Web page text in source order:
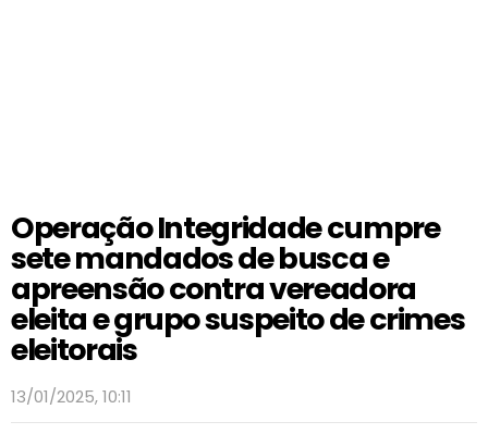
Operação Integridade cumpre
sete mandados de busca e
apreensão contra vereadora
eleita e grupo suspeito de crimes
eleitorais
13/01/2025, 10:11